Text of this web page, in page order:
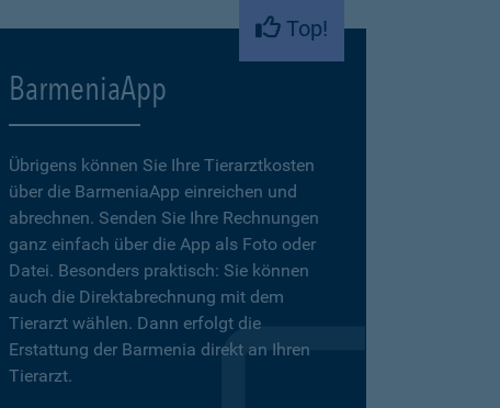
Top!
BarmeniaApp
Übrigens können Sie Ihre Tierarztkosten
über die BarmeniaApp einreichen und
abrechnen. Senden Sie Ihre Rechnungen
ganz einfach über die App als Foto oder
Datei. Besonders praktisch: Sie können
auch die Direktabrechnung mit dem
Tierarzt wählen. Dann erfolgt die
Erstattung der Barmenia direkt an Ihren
Tierarzt.